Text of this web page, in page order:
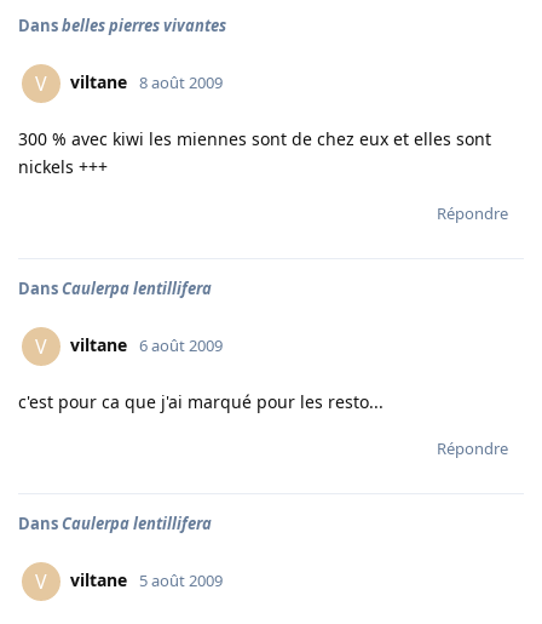
Dansbelles pierres vivantes
V viltane 8 août 2009
300 % avec kiwi les miennes sont de chez eux et elles sont
nickels +++
Répondre
DansCaulerpa lentillifera
V viltane 6 août 2009
c'est pour ca que j'ai marqué pour les resto...
Répondre
DansCaulerpa lentillifera
V viltane 5 août 2009